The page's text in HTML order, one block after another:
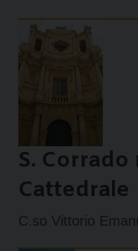
S. Corrado
Cattedrale
C.so Vittorio